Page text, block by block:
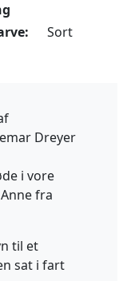
Sort
Dreyer
i vore
fra
til et
sat i fart